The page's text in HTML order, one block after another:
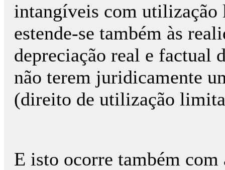
intangíveis com utilização
estende-se também às
depreciação real e factual
não terem juridicamente
(direito de utilização
E isto ocorre também